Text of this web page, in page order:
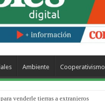
Ambiente Cooperativismo
venderle tierras a extranjeros